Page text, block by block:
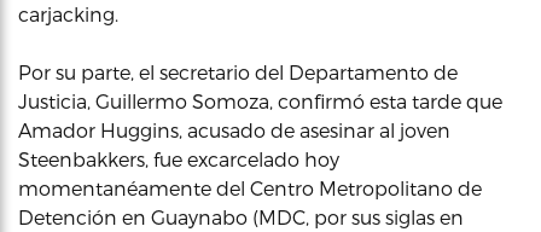
carjacking.
Por su parte, el secretario del Departamento de
Justicia, Guillermo Somoza, confirmó esta tarde que
Amador Huggins, acusado de asesinar al joven
Steenbakkers, fue excarcelado hoy
momentanéamente del Centro Metropolitano de
Detención en Guaynabo (MDC, por sus siglas en